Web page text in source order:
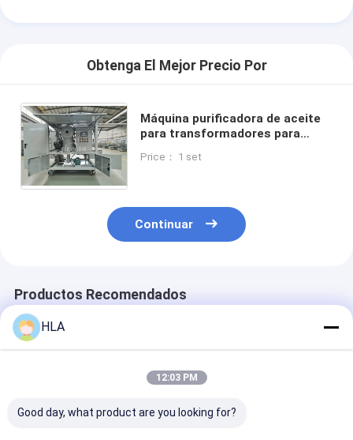
Obtenga El Mejor Precio Por
Máquina purificadora de aceite
para transformadores para
término FOB/CIF/CFR, 800 kg -
Price： 1 set
Continuar
Productos Recomendados
HLA
12:03 PM
Good day, what product are you looking for?